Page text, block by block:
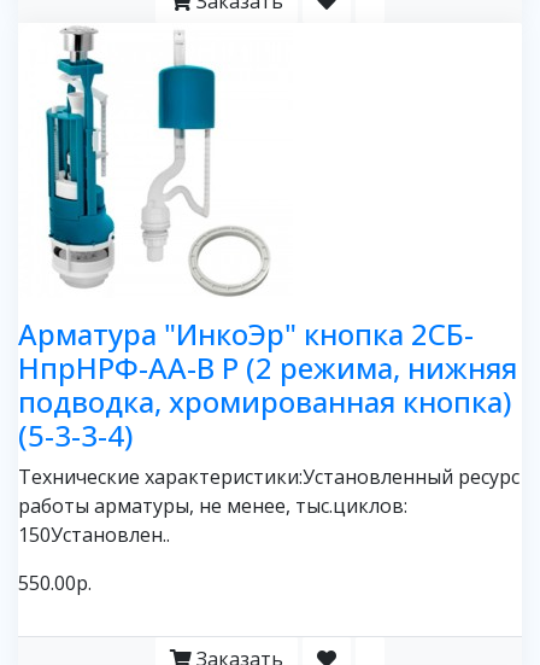
Арматура "ИнкоЭр" кнопка 2СБ-
НпрНРФ-АА-В Р (2 режима, нижняя
подводка, хромированная кнопка)
(5-3-3-4)
Технические характеристики:Установленный ресурс
работы арматуры, не менее, тыс.циклов:
150Установлен..
550.00р.
Заказать